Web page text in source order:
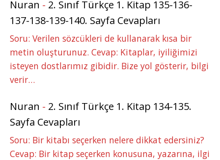
Nuran - 2. Sınıf Türkçe 1. Kitap 135-136-
137-138-139-140. Sayfa Cevapları
Soru: Verilen sözcükleri de kullanarak kısa bir
metin oluşturunuz. Cevap: Kitaplar, iyiliğimizi
isteyen dostlarımız gibidir. Bize yol gösterir, bilgi
verir…
Nuran - 2. Sınıf Türkçe 1. Kitap 134-135.
Sayfa Cevapları
Soru: Bir kitabı seçerken nelere dikkat edersiniz?
Cevap: Bir kitap seçerken konusuna, yazarına, ilgi